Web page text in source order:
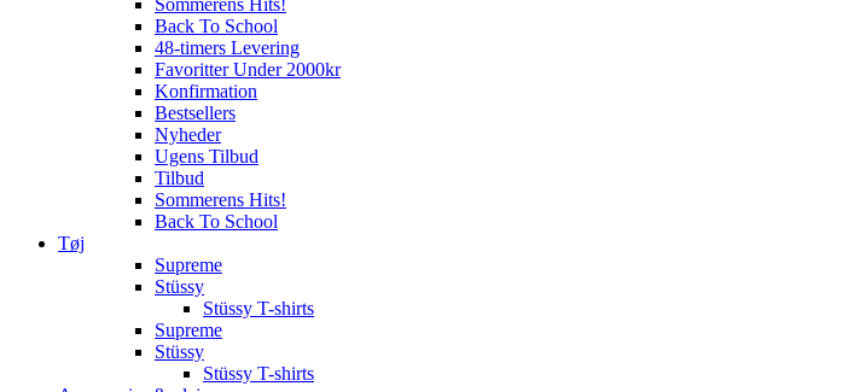
Sommerens Hits!
Back To School
48-timers Levering
Favoritter Under 2000kr
Konfirmation
Bestsellers
Nyheder
Ugens Tilbud
Tilbud
Sommerens Hits!
Back To School
Tøj
Supreme
Stüssy
Stüssy T-shirts
Supreme
Stüssy
Stüssy T-shirts